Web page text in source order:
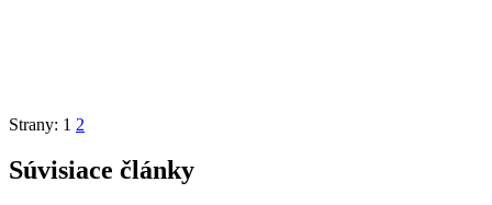
Strany: 1 2
Súvisiace články